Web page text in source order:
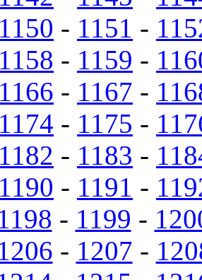
1150 - 1151 -
1158 - 1159 -
1166 - 1167 -
1174 - 1175 -
1182 - 1183 -
1190 - 1191 -
- 1199 -
- 1207 -